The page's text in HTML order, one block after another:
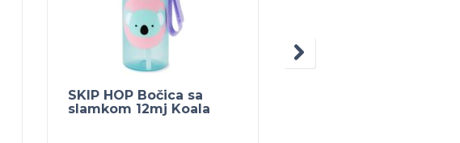
SKIP HOP Bočica sa
slamkom 12mj Koala